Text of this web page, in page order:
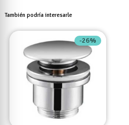
También podría interesarle
-26%